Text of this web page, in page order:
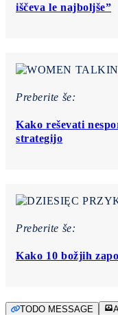
iščeva le najboljše”
Preberite še:
Kako reševati
strategijo
Preberite še:
Kako 10 božjih
TODO MESSAGE